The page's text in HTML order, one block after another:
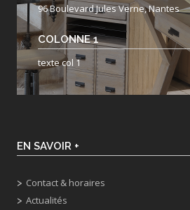
96 Boulevard Jules Verne, Nantes
COLONNE 1
texte col 1
EN SAVOIR +
Contact & horaires
Actualités